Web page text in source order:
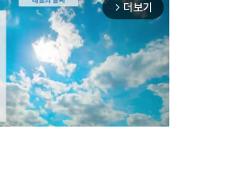
arrow_forward_ios 더보기